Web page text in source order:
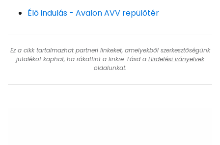
Élő indulás - Avalon AVV repülőtér
Ez a cikk tartalmazhat partneri linkeket, amelyekből szerkesztőségünk
jutalékot kaphat, ha rákattint a linkre. Lásd a Hirdetési irányelvek
oldalunkat.